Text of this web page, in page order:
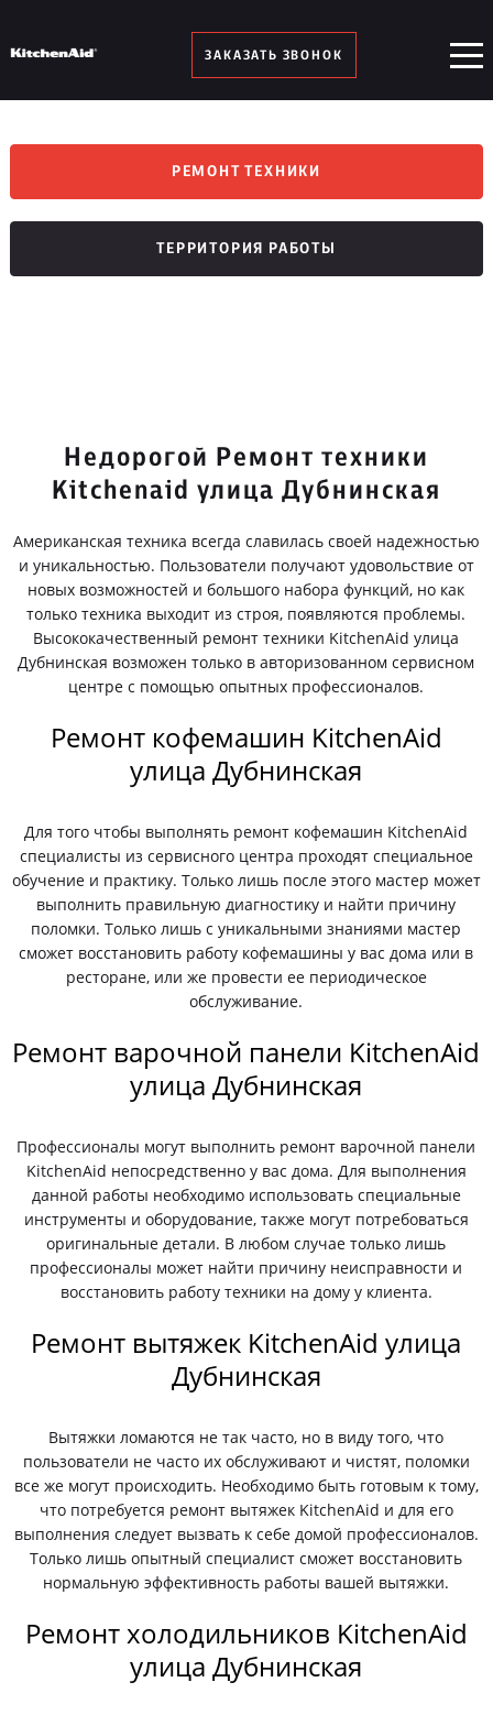
ЗАКАЗАТЬ ЗВОНОК
РЕМОНТ ТЕХНИКИ
ТЕРРИТОРИЯ РАБОТЫ
Недорогой Ремонт техники
Kitchenaid улица Дубнинская
Американская техника всегда славилась своей надежностью
и уникальностью. Пользователи получают удовольствие от
новых возможностей и большого набора функций, но как
только техника выходит из строя, появляются проблемы.
Высококачественный ремонт техники KitchenAid улица
Дубнинская возможен только в авторизованном сервисном
центре с помощью опытных профессионалов.
Ремонт кофемашин KitchenAid
улица Дубнинская
Для того чтобы выполнять ремонт кофемашин KitchenAid
специалисты из сервисного центра проходят специальное
обучение и практику. Только лишь после этого мастер может
выполнить правильную диагностику и найти причину
поломки. Только лишь с уникальными знаниями мастер
сможет восстановить работу кофемашины у вас дома или в
ресторане, или же провести ее периодическое
обслуживание.
Ремонт варочной панели KitchenAid
улица Дубнинская
Профессионалы могут выполнить ремонт варочной панели
KitchenAid непосредственно у вас дома. Для выполнения
данной работы необходимо использовать специальные
инструменты и оборудование, также могут потребоваться
оригинальные детали. В любом случае только лишь
профессионалы может найти причину неисправности и
восстановить работу техники на дому у клиента.
Ремонт вытяжек KitchenAid улица
Дубнинская
Вытяжки ломаются не так часто, но в виду того, что
пользователи не часто их обслуживают и чистят, поломки
все же могут происходить. Необходимо быть готовым к тому,
что потребуется ремонт вытяжек KitchenAid и для его
выполнения следует вызвать к себе домой профессионалов.
Только лишь опытный специалист сможет восстановить
нормальную эффективность работы вашей вытяжки.
Ремонт холодильников KitchenAid
улица Дубнинская